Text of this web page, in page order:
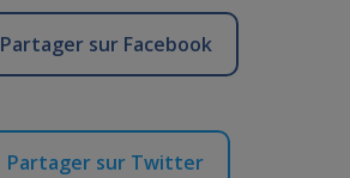
Partager sur Facebook
Partager sur Twitter